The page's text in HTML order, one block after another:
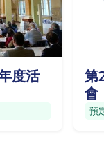
度活
第
會
預